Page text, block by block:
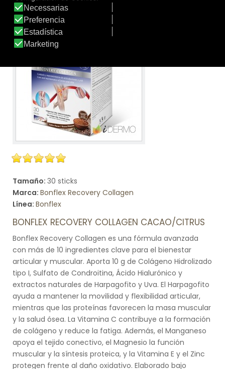
Ver producto
Tamaño: 30 sticks
Marca: Bonflex Recovery Collagen
Línea: Bonflex
BONFLEX RECOVERY COLLAGEN CACAO/CITRUS
Bonflex Recovery Collagen es una fórmula avanzada
con más de 10 ingredientes clave para el bienestar
articular y muscular. Aporta 10 g de Colágeno Hidrolizado
tipo I, Sulfato de Condroitina, Ácido Hialurónico y
extractos naturales de Harpagofito y Uva. El Harpagofito
ayuda a mantener la movilidad y flexibilidad articular,
mientras que las proteínas favorecen la masa muscular
y la salud ósea. La Vitamina C contribuye a la formación
de colágeno y reduce la fatiga. Además, el Manganeso
apoya el tejido conectivo, el Magnesio la función
muscular y la síntesis proteica, y la Vitamina E y el Zinc
protegen frente al daño oxidativo. Elaborado bajo